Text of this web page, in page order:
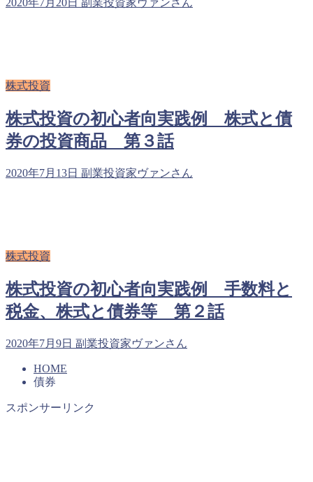
2020年7月20日 副業投資家ヴァンさん
株式投資
株式投資の初心者向実践例 株式と債
券の投資商品 第３話
2020年7月13日 副業投資家ヴァンさん
株式投資
株式投資の初心者向実践例 手数料と
税金、株式と債券等 第２話
2020年7月9日 副業投資家ヴァンさん
HOME
債券
スポンサーリンク